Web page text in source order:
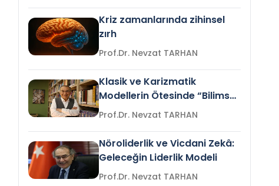
Kriz zamanlarında zihinsel
zırh
Prof.Dr. Nevzat TARHAN
Klasik ve Karizmatik
Modellerin Ötesinde “Bilimsel
Liderlik”
Prof.Dr. Nevzat TARHAN
Nöroliderlik ve Vicdani Zekâ:
Geleceğin Liderlik Modeli
Prof.Dr. Nevzat TARHAN